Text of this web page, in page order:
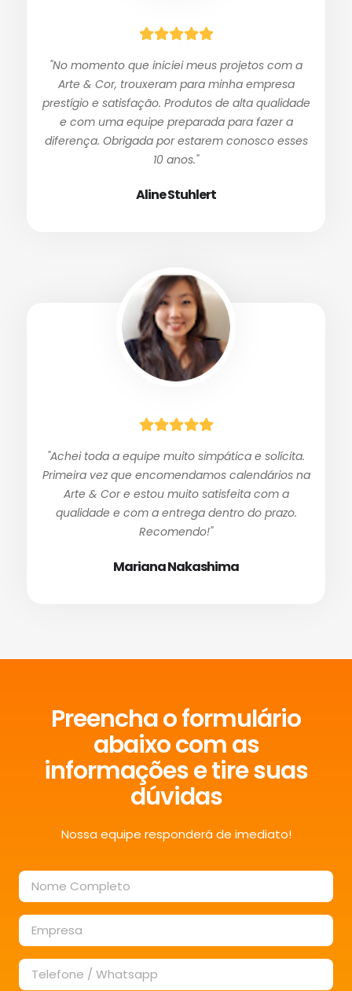
"No momento que iniciei meus projetos com a
Arte & Cor, trouxeram para minha empresa
prestígio e satisfação. Produtos de alta qualidade
e com uma equipe preparada para fazer a
diferença. Obrigada por estarem conosco esses
10 anos."
Aline Stuhlert
"Achei toda a equipe muito simpática e solícita.
Primeira vez que encomendamos calendários na
Arte & Cor e estou muito satisfeita com a
qualidade e com a entrega dentro do prazo.
Recomendo!"
Mariana Nakashima
Preencha o formulário
abaixo com as
informações e tire suas
dúvidas
Nossa equipe responderá de imediato!